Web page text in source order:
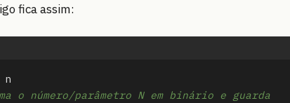
fica assim:
n
o número/parâmetro N em binário e guarda